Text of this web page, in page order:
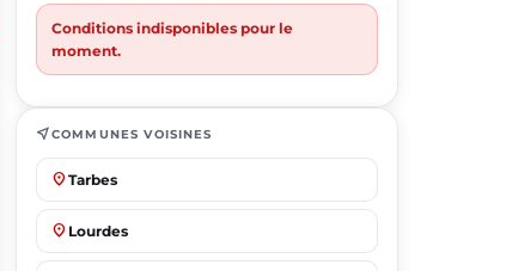
Conditions indisponibles pour le
moment.
near_meCOMMUNES VOISINES
place Tarbes
place Lourdes